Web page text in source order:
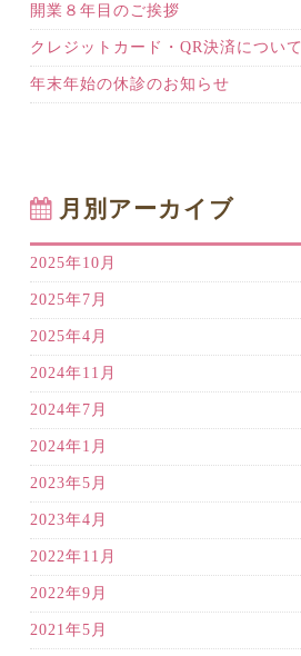
開業８年目のご挨拶
クレジットカード・QR決済について
年末年始の休診のお知らせ
月別アーカイブ
2025年10月
2025年7月
2025年4月
2024年11月
2024年7月
2024年1月
2023年5月
2023年4月
2022年11月
2022年9月
2021年5月